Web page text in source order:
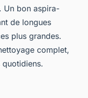
Un bon aspira-
de longues
plus grandes.
complet,